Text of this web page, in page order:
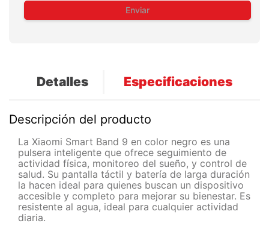
Enviar
Detalles Especificaciones
Descripción del producto
La Xiaomi Smart Band 9 en color negro es una
pulsera inteligente que ofrece seguimiento de
actividad física, monitoreo del sueño, y control de
salud. Su pantalla táctil y batería de larga duración
la hacen ideal para quienes buscan un dispositivo
accesible y completo para mejorar su bienestar. Es
resistente al agua, ideal para cualquier actividad
diaria.